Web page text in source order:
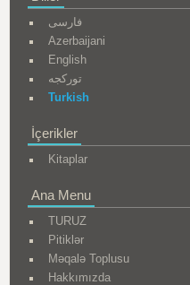
فارسی
Azerbaijani
English
تورکجه
Turkish
İçerikler
Kitaplar
Ana Menu
TURUZ
Pitiklər
Məqalə Toplusu
Hakkımızda